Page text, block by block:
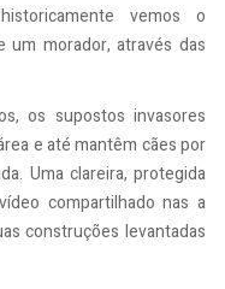
vemos o
um morador, através das
os supostos invasores
e até mantêm cães por
Uma clareira, protegida
compartilhado nas a
construções levantadas